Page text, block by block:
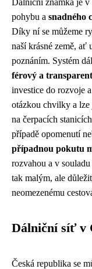
Dálniční známka je
pohybu a snadného
Díky ní se můžeme
naší krásné země, ať
poznáním. Systém
férový a
investice do rozvoje
otázkou chvilky a
na čerpacích
případě opomenutí
případnou pokutu
rozvahou a v
tak malým, ale
neomezenému
Dálniční síť v
Česká republika se